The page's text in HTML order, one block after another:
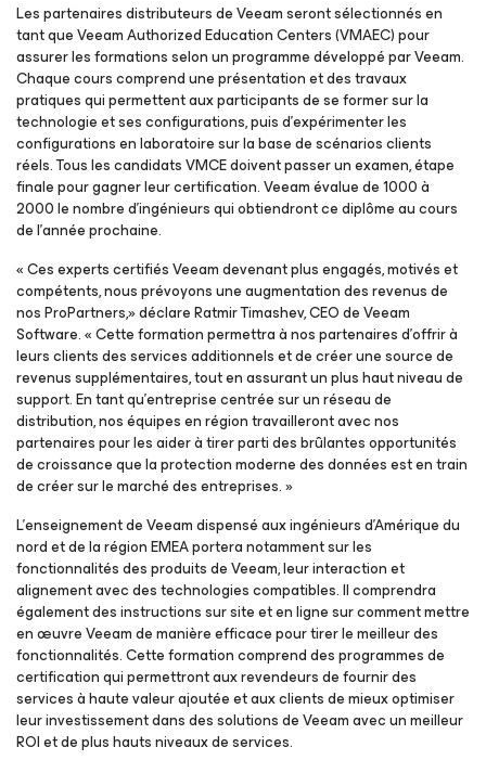
Les partenaires distributeurs de Veeam seront sélectionnés en
tant que Veeam Authorized Education Centers (VMAEC) pour
assurer les formations selon un programme développé par Veeam.
Chaque cours comprend une présentation et des travaux
pratiques qui permettent aux participants de se former sur la
technologie et ses configurations, puis d’expérimenter les
configurations en laboratoire sur la base de scénarios clients
réels. Tous les candidats VMCE doivent passer un examen, étape
finale pour gagner leur certification. Veeam évalue de 1000 à
2000 le nombre d’ingénieurs qui obtiendront ce diplôme au cours
de l’année prochaine.
« Ces experts certifiés Veeam devenant plus engagés, motivés et
compétents, nous prévoyons une augmentation des revenus de
nos ProPartners,» déclare Ratmir Timashev, CEO de Veeam
Software. « Cette formation permettra à nos partenaires d’offrir à
leurs clients des services additionnels et de créer une source de
revenus supplémentaires, tout en assurant un plus haut niveau de
support. En tant qu’entreprise centrée sur un réseau de
distribution, nos équipes en région travailleront avec nos
partenaires pour les aider à tirer parti des brûlantes opportunités
de croissance que la protection moderne des données est en train
de créer sur le marché des entreprises. »
L’enseignement de Veeam dispensé aux ingénieurs d’Amérique du
nord et de la région EMEA portera notamment sur les
fonctionnalités des produits de Veeam, leur interaction et
alignement avec des technologies compatibles. Il comprendra
également des instructions sur site et en ligne sur comment mettre
en œuvre Veeam de manière efficace pour tirer le meilleur des
fonctionnalités. Cette formation comprend des programmes de
certification qui permettront aux revendeurs de fournir des
services à haute valeur ajoutée et aux clients de mieux optimiser
leur investissement dans des solutions de Veeam avec un meilleur
ROI et de plus hauts niveaux de services.